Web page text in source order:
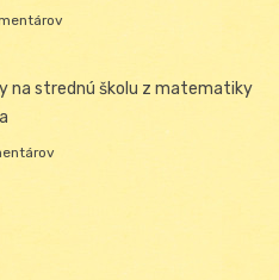
na strednú školu z matematiky